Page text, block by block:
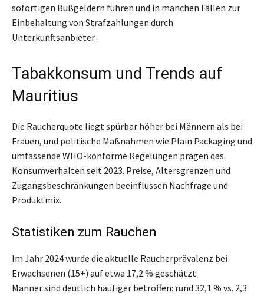
sofortigen Bußgeldern führen und in manchen Fällen zur
Einbehaltung von Strafzahlungen durch
Unterkunftsanbieter.
Tabakkonsum und Trends auf
Mauritius
Die Raucherquote liegt spürbar höher bei Männern als bei
Frauen, und politische Maßnahmen wie Plain Packaging und
umfassende WHO-konforme Regelungen prägen das
Konsumverhalten seit 2023. Preise, Altersgrenzen und
Zugangsbeschränkungen beeinflussen Nachfrage und
Produktmix.
Statistiken zum Rauchen
Im Jahr 2024 wurde die aktuelle Raucherprävalenz bei
Erwachsenen (15+) auf etwa 17,2 % geschätzt.
Männer sind deutlich häufiger betroffen: rund 32,1 % vs. 2,3